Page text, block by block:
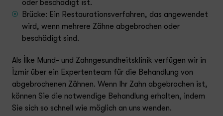
oder beschädigt ist.
Brücke: Ein Restaurationsverfahren, das angewendet
wird, wenn mehrere Zähne abgebrochen oder
beschädigt sind.
Als İlke Mund- und Zahngesundheitsklinik verfügen wir in
İzmir über ein Expertenteam für die Behandlung von
abgebrochenen Zähnen. Wenn Ihr Zahn abgebrochen ist,
können Sie die notwendige Behandlung erhalten, indem
Sie sich so schnell wie möglich an uns wenden.